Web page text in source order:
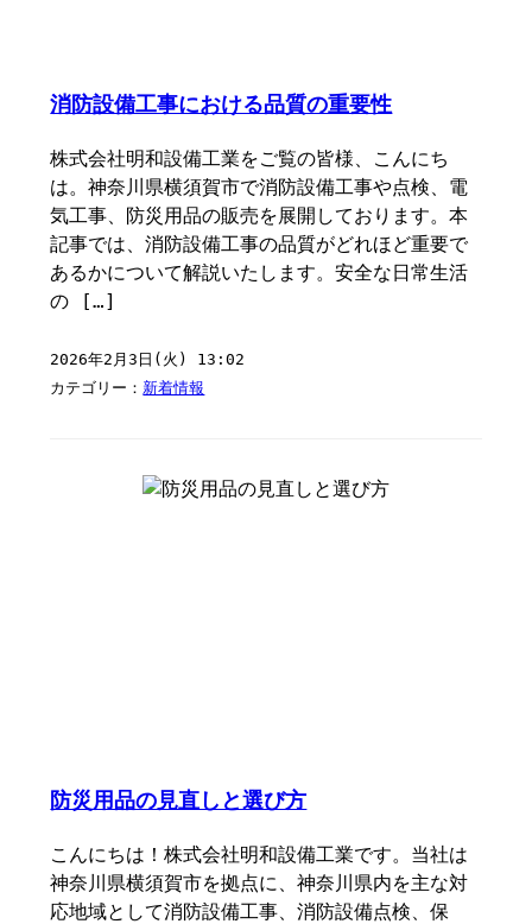
消防設備工事における品質の重要性
株式会社明和設備工業をご覧の皆様、こんにち
は。神奈川県横須賀市で消防設備工事や点検、電
気工事、防災用品の販売を展開しております。本
記事では、消防設備工事の品質がどれほど重要で
あるかについて解説いたします。安全な日常生活
の […]
2026年2月3日(火) 13:02
カテゴリー： 新着情報
防災用品の見直しと選び方
こんにちは！株式会社明和設備工業です。当社は
神奈川県横須賀市を拠点に、神奈川県内を主な対
応地域として消防設備工事、消防設備点検、保